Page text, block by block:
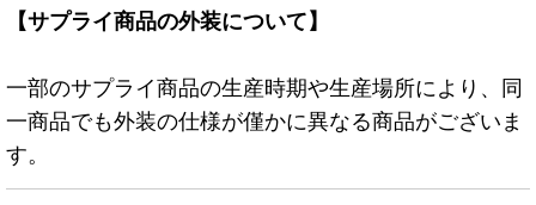
【サプライ商品の外装について】
一部のサプライ商品の生産時期や生産場所により、同
一商品でも外装の仕様が僅かに異なる商品がございま
す。